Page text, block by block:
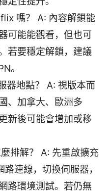
嗎？ A: 內容解鎖能
可能能觀看，但也可
若要穩定解鎖，建議
。
器地點？ A: 視版本而
、加拿大、歐洲多
新後可能會增加或移
排解？ A: 先重啟擴充
連線，切換伺服器，
路環境測試。若仍無